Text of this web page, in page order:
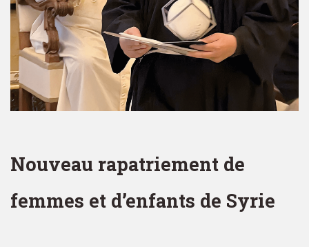
Nouveau rapatriement de
femmes et d’enfants de Syrie